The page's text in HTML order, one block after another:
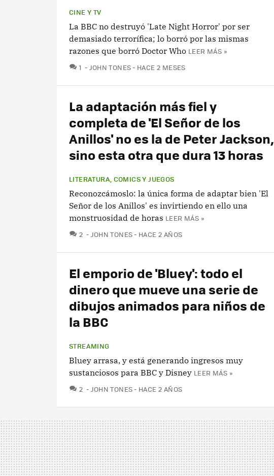
CINE Y TV
La BBC no destruyó 'Late Night Horror' por ser
demasiado terrorífica; lo borró por las mismas
razones que borró Doctor Who LEER MÁS »
1 COMENTARIOS
JOHN TONES HACE 2 MESES
La adaptación más fiel y
completa de 'El Señor de los
Anillos' no es la de Peter Jackson,
sino esta otra que dura 13 horas
LITERATURA, COMICS Y JUEGOS
Reconozcámoslo: la única forma de adaptar bien 'El
Señor de los Anillos' es invirtiendo en ello una
monstruosidad de horas LEER MÁS »
2 COMENTARIOS
JOHN TONES HACE 2 AÑOS
El emporio de 'Bluey': todo el
dinero que mueve una serie de
dibujos animados para niños de
la BBC
STREAMING
Bluey arrasa, y está generando ingresos muy
sustanciosos para BBC y Disney LEER MÁS »
2 COMENTARIOS
JOHN TONES HACE 2 AÑOS